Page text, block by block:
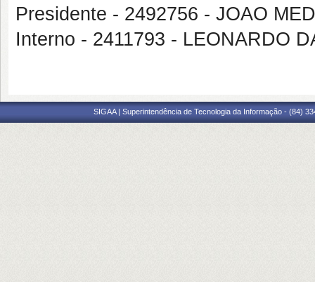
Presidente - 2492756 - JOAO
Interno - 2411793 - LEONARDO
SIGAA | Superintendência de Tecnologia da Informação - (84)